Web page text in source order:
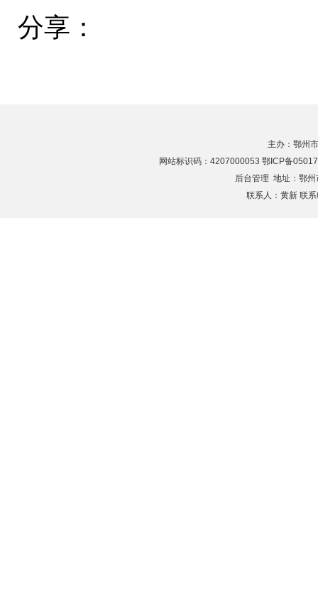
分享：
主办：鄂州
网站标识码：4207000053 鄂ICP备
后台管理 地址：鄂
联系人：黄新 联